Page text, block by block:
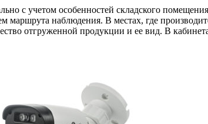
с учетом особенностей складского
маршрута наблюдения. В местах, где
отгруженной продукции и ее вид. В